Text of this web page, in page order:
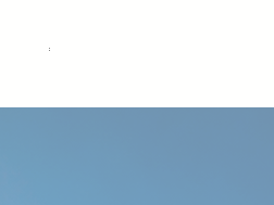
Price
€33,000.00